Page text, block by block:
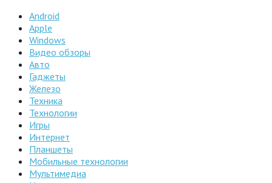
Android
Apple
Windows
Видео обзоры
Авто
Гаджеты
Железо
Техника
Технологии
Игры
Интернет
Планшеты
Мобильные технологии
Мультимедиа